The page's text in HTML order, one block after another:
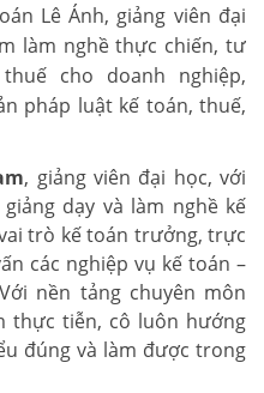
Lê Ánh, giảng viên đại
làm nghề thực chiến, tư
cho doanh nghiệp,
pháp luật kế toán, thuế,
, giảng viên đại học, với
dạy và làm nghề kế
trò kế toán trưởng, trực
các nghiệp vụ kế toán –
nền tảng chuyên môn
thực tiễn, cô luôn hướng
đúng và làm được trong